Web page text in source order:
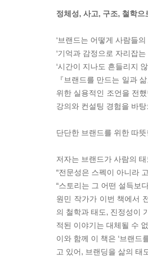
정체성, 사고, 구조, 철학
‘브랜드는 어떻게 사람들
‘기억과 감정으로 자리잡
‘시간이 지나도 흔들리지
『브랜드를 만드는 일과
위한 실용적인 조언을 전
강의와 컨설팅 경험을 바
단단한 브랜드를 위한 따뜻
저자는 브랜드가 사람의
“전문성은 스펙이 아니라
“스토리는 그 어떤 설득보
원민 작가가 이번 책에서
의 철학과 태도, 진정성이
적된 이야기는 대체될 수
이와 함께 이 책은 ‘브랜
고 있어, 브랜딩을 삶의 태